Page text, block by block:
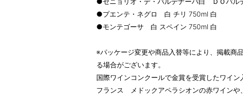
●プエンテ・ネグロ 白 チリ 750ml 白
●モンテゴーサ 白 スペイン 750ml 白
※パッケージ変更や商品入替等により、掲載商
る場合がございます。
国際ワインコンクールで金賞を受賞したワイン
フランス メドックアペラシオンの赤ワインや